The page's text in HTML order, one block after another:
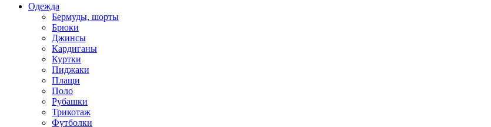
Одежда
Бермуды, шорты
Брюки
Джинсы
Кардиганы
Куртки
Пиджаки
Плащи
Поло
Рубашки
Трикотаж
Футболки